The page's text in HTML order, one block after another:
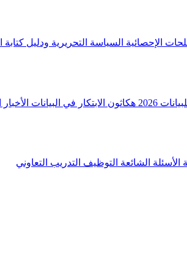
الإحصائية السياسة التحريرية ودليل كتابة
2026 هكاثون الابتكار في البيانات الأخبار
الأسئلة الشائعة التوظيف التدريب التعاوني